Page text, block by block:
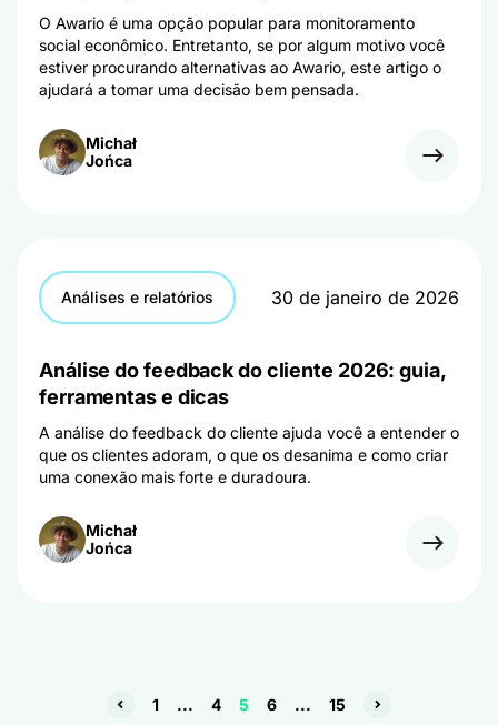
O Awario é uma opção popular para monitoramento
social econômico. Entretanto, se por algum motivo você
estiver procurando alternativas ao Awario, este artigo o
ajudará a tomar uma decisão bem pensada.
Michał
Jońca
Análises e relatórios 30 de janeiro de 2026
Análise do feedback do cliente 2026: guia,
ferramentas e dicas
A análise do feedback do cliente ajuda você a entender o
que os clientes adoram, o que os desanima e como criar
uma conexão mais forte e duradoura.
Michał
Jońca
1 ... 4 5 6 ... 15